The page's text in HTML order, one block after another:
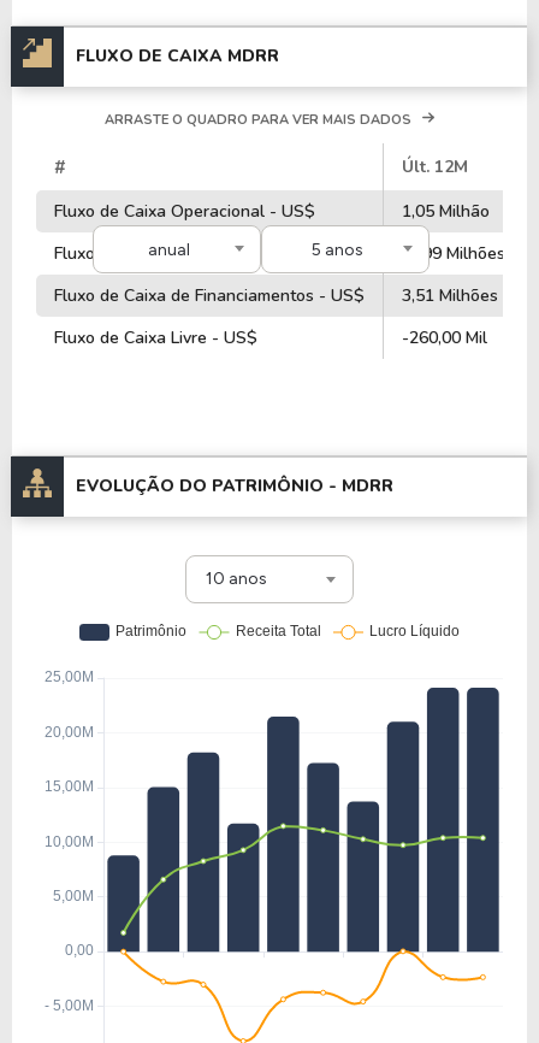
FLUXO DE CAIXA MDRR
anual 5 anos
ARRASTE O QUADRO PARA VER MAIS DADOS
#
Últ. 12M
Fluxo de Caixa Operacional - US$
1,05 Milhão
Fluxo de Caixa de Investimentos - US$
-6,99 Milhões
Fluxo de Caixa de Financiamentos - US$
3,51 Milhões
Fluxo de Caixa Livre - US$
-260,00 Mil
EVOLUÇÃO DO PATRIMÔNIO - MDRR
10 anos